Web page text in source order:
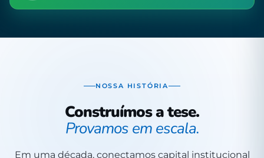
NOSSA HISTÓRIA
Construímos a tese.
Provamos em escala.
Em uma década, conectamos capital institucional